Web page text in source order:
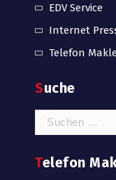
EDV Service
Internet
Telefon
Suche
Suchen
Telefon